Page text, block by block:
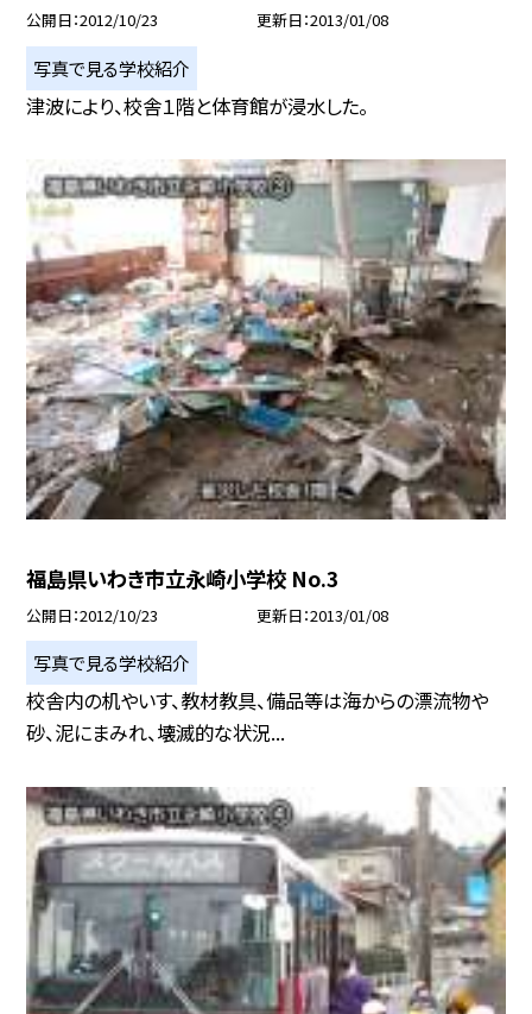
公開日 2012/10/23 更新日 2013/01/08
写真で見る学校紹介
津波により、校舎１階と体育館が浸水した。
福島県いわき市立永崎小学校 No.3
公開日 2012/10/23 更新日 2013/01/08
写真で見る学校紹介
校舎内の机やいす、教材教具、備品等は海からの漂流物や
砂、泥にまみれ、壊滅的な状況...